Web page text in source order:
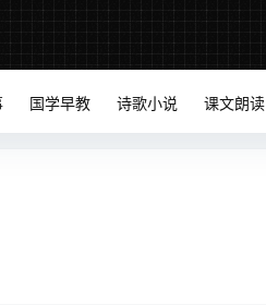
国学早教 诗歌小说 课文朗读